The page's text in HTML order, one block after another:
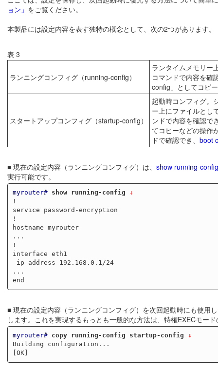
ョン」 をご覧ください。
本製品には設定内容を表す独特の概念として、次の2つがあります。
表 3
ランニングコンフィグ（running-config）
ランタイムメモリー
コマンドで内容を確
config」としてコピ
スタートアップコンフィグ（startup-config）
起動時コンフィグ。
ー上にファイルとし
ンドで内容を確認で
てコピーなどの操作
ドで確認でき、 boot
■ 現在の設定内容（ランニングコンフィグ）は、 show running-config
実行可能です。
myrouter# show running-config ↓
!
service password-encryption
!
hostname myrouter
...
!
interface eth1
...
■ 現在の設定内容（ランニングコンフィグ）を次回起動時にも使用
します。これを実現するもっとも一般的な方法は、特権EXECモード
myrouter# copy running-config startup-config ↓
Building configuration...